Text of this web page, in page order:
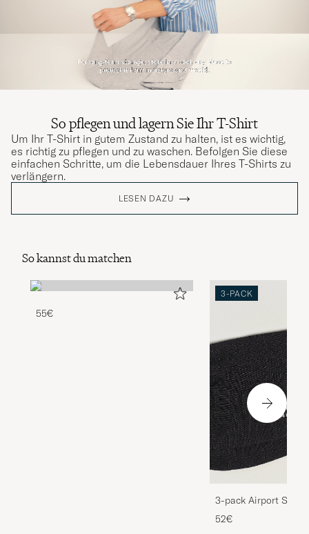
So pflegen und lagern Sie Ihr T-Shirt
Um Ihr T-Shirt in gutem Zustand zu halten, ist es wichtig,
es richtig zu pflegen und zu waschen. Befolgen Sie diese
einfachen Schritte, um die Lebensdauer Ihres T-Shirts zu
verlängern.
LESEN DAZU
So kannst du matchen
55€
3-PACK
3-pack Airport
Melange
52€